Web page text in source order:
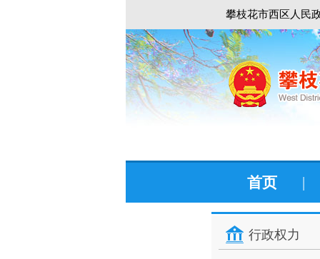
攀枝花市西区人民
首页 |
行政权力